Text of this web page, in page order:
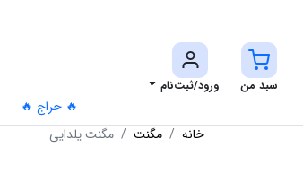
سبد من ورود/ثبت‌نام
🔥 حراج 🔥
خانه
مگنت مگنت یلدایی